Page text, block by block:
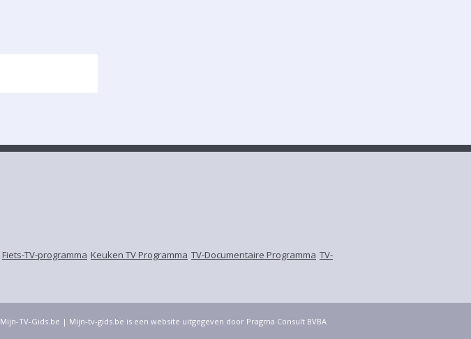
Fiets-TV-programma Keuken TV Programma TV-Documentaire Programma TV-
Mijn-TV-Gids.be | Mijn-tv-gids.be is een website uitgegeven door Pragma Consult BVBA